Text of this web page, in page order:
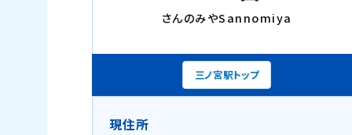
さんのみやSannomiya
三ノ宮駅トップ
現住所